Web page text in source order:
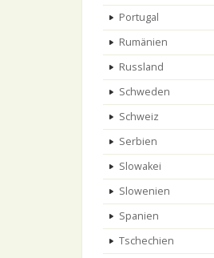
Portugal
Rumänien
Russland
Schweden
Schweiz
Serbien
Slowakei
Slowenien
Spanien
Tschechien